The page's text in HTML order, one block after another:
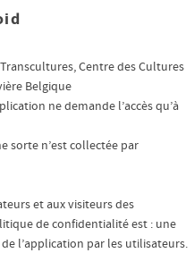
Centre des Cultures
Belgique
ne demande l’accès qu’à
sorte n’est collectée par
et aux visiteurs des
de confidentialité est : une
l’application par les utilisateurs.